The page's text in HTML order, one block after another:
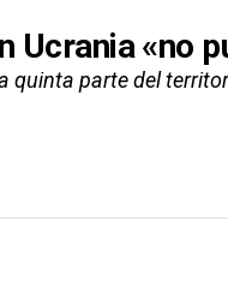
Ucrania «no
quinta parte del